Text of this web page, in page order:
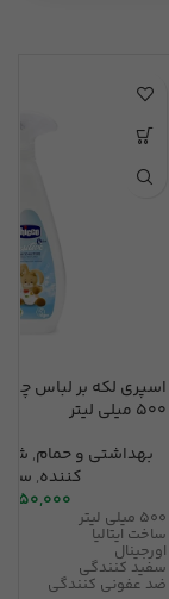
500 میلی لیتر
بهداشتی و حمام,
کننده,
7,150,000
500 میلی لیتر
ساخت ایتالیا
اورجینال
سفید کنندگی
ضد عفونی کنندگی